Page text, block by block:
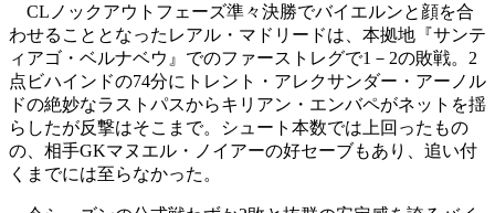
CLノックアウトフェーズ準々決勝でバイエルンと顔を合
わせることとなったレアル・マドリードは、本拠地『サンテ
ィアゴ・ベルナベウ』でのファーストレグで1－2の敗戦。2
点ビハインドの74分にトレント・アレクサンダー・アーノル
ドの絶妙なラストパスからキリアン・エンバペがネットを揺
らしたが反撃はそこまで。シュート本数では上回ったもの
の、相手GKマヌエル・ノイアーの好セーブもあり、追い付
くまでには至らなかった。